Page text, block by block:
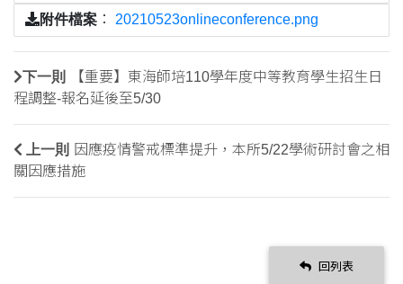
附件檔案 ： 20210523onlineconference.png
下一則
【重要】東海師培110學年度中等教育學生招生日
程調整-報名延後至5/30
上一則
因應疫情警戒標準提升，本所5/22學術研討會之相
關因應措施
回列表